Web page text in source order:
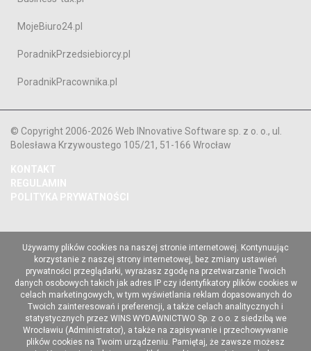
MojeBiuro24.pl
PoradnikPrzedsiebiorcy.pl
PoradnikPracownika.pl
© Copyright 2006-2026 Web INnovative Software sp. z o. o., ul.
Bolesława Krzywoustego 105/21, 51-166 Wrocław
KONTAKT
REGULAMIN
POLITYKA PRYWATNOŚCI
Używamy plików cookies na naszej stronie internetowej. Kontynuując
korzystanie z naszej strony internetowej, bez zmiany ustawień
prywatności przeglądarki, wyrażasz zgodę na przetwarzanie Twoich
danych osobowych takich jak adres IP czy identyfikatory plików cookies w
celach marketingowych, w tym wyświetlania reklam dopasowanych do
Twoich zainteresowań i preferencji, a także celach analitycznych i
statystycznych przez WINS WYDAWNICTWO Sp. z o.o. z siedzibą we
Wrocławiu (Administrator), a także na zapisywanie i przechowywanie
plików cookies na Twoim urządzeniu. Pamiętaj, że zawsze możesz